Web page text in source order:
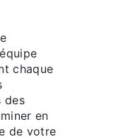
chaque
des
en
de votre